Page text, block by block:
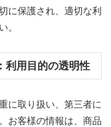
に保護され、適切な利
。
利用目的の透明性
に取り扱い、第三者に
お客様の情報は、商品